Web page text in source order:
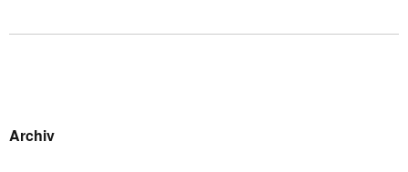
Archiv